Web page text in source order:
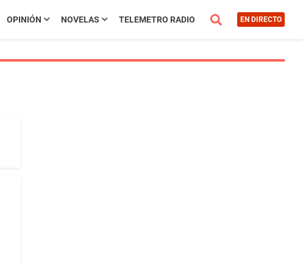
OPINIÓN NOVELAS TELEMETRO RADIO EN DIRECTO